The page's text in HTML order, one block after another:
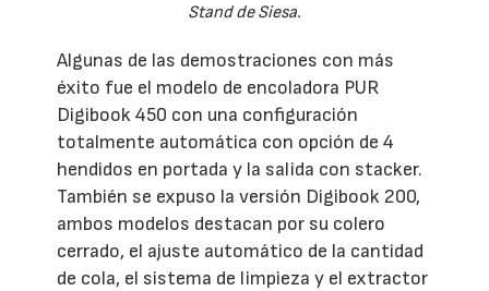
Stand de Siesa.
Algunas de las demostraciones con más
éxito fue el modelo de encoladora PUR
Digibook 450 con una configuración
totalmente automática con opción de 4
hendidos en portada y la salida con stacker.
También se expuso la versión Digibook 200,
ambos modelos destacan por su colero
cerrado, el ajuste automático de la cantidad
de cola, el sistema de limpieza y el extractor